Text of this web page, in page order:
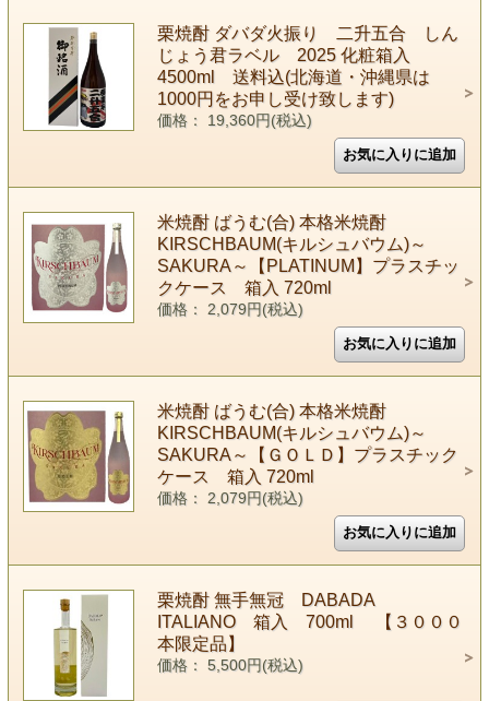
栗焼酎 ダバダ火振り 二升五合 しん
じょう君ラベル 2025 化粧箱入
4500ml 送料込(北海道・沖縄県は
1000円をお申し受け致します)
価格： 19,360円(税込)
米焼酎 ばうむ(合) 本格米焼酎
KIRSCHBAUM(キルシュバウム)～
SAKURA～【PLATINUM】プラスチッ
クケース 箱入 720ml
価格： 2,079円(税込)
米焼酎 ばうむ(合) 本格米焼酎
KIRSCHBAUM(キルシュバウム)～
SAKURA～【ＧＯＬＤ】プラスチック
ケース 箱入 720ml
価格： 2,079円(税込)
栗焼酎 無手無冠 DABADA
ITALIANO 箱入 700ml 【３０００
本限定品】
価格： 5,500円(税込)